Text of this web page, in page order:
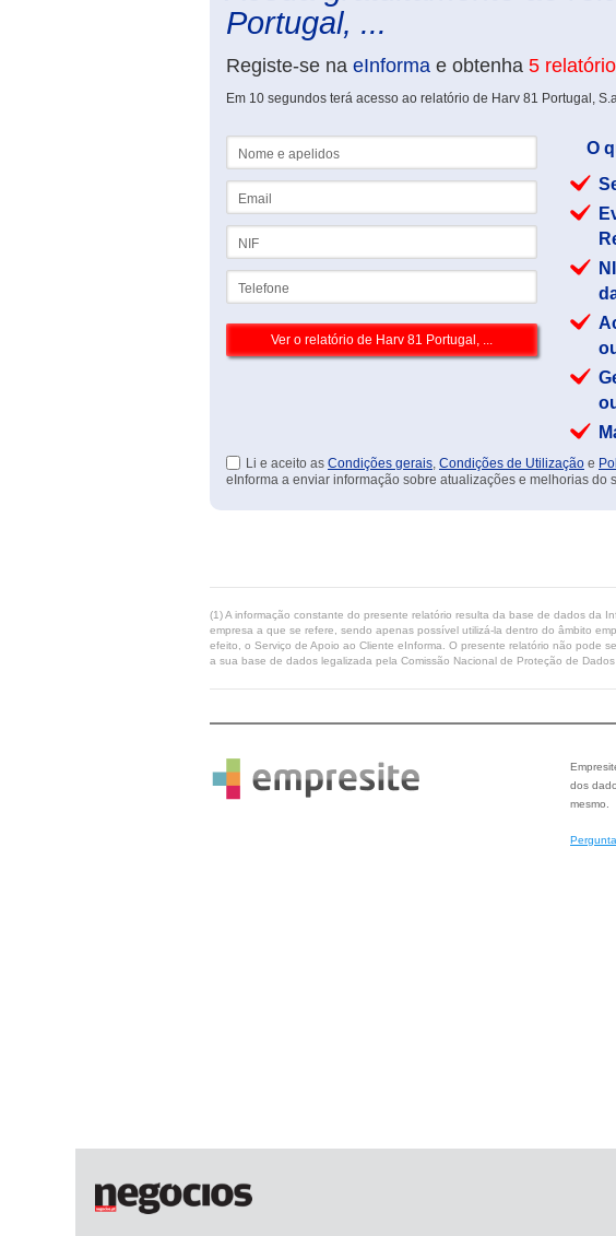
Portugal, ...
Registe-se na eInforma e obtenha 5
Em 10 segundos terá acesso ao relatório de Harv 81 Portugal,
O
Li e aceito as Condições gerais, Condições de Utilização e
eInforma a enviar informação sobre atualizações e melhorias do
(1) A informação constante do presente relatório resulta da base de dados da
empresa a que se refere, sendo apenas possível utilizá-la dentro do âmbito
efeito, o Serviço de Apoio ao Cliente eInforma. O presente relatório não pode
a sua base de dados legalizada pela Comissão Nacional de Proteção de
dos
mesmo.